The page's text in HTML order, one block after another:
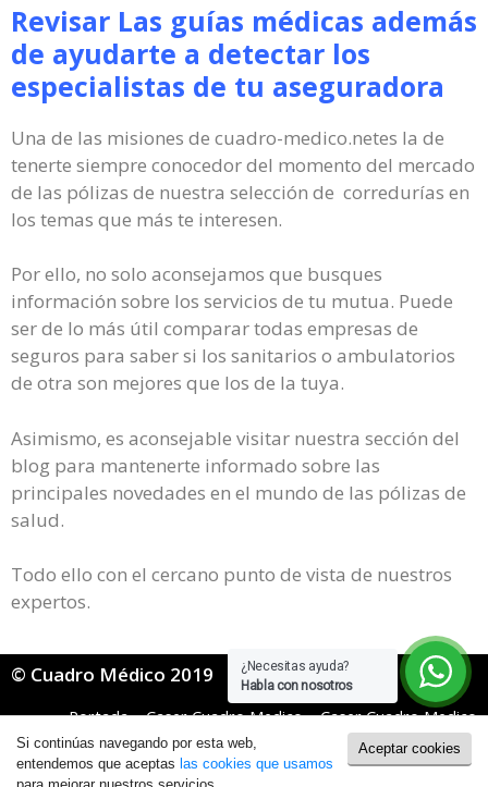
¿Necesitas ayuda?
Habla con nosotros
Revisar Las guías médicas además
de ayudarte a detectar los
especialistas de tu aseguradora
Una de las misiones de cuadro-medico.netes la de
tenerte siempre conocedor del momento del mercado
de las pólizas de nuestra selección de corredurías en
los temas que más te interesen.
Por ello, no solo aconsejamos que busques
información sobre los servicios de tu mutua. Puede
ser de lo más útil comparar todas empresas de
seguros para saber si los sanitarios o ambulatorios
de otra son mejores que los de la tuya.
Asimismo, es aconsejable visitar nuestra sección del
blog para mantenerte informado sobre las
principales novedades en el mundo de las pólizas de
salud.
Todo ello con el cercano punto de vista de nuestros
expertos.
© Cuadro Médico 2019
Portada»Caser Cuadro Medico»Caser Cuadro Medico
General» Caser Cuadro Medico Sevilla
Política de Cookies|Política de Privacidad
Aceptar cookies
Si continúas navegando por esta web,
entendemos que aceptas las cookies que usamos